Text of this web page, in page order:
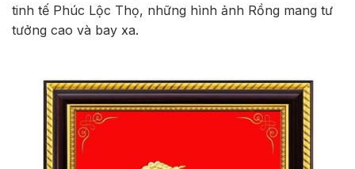
tinh tế Phúc Lộc Thọ, những hình ảnh Rồng mang tư
tưởng cao và bay xa.